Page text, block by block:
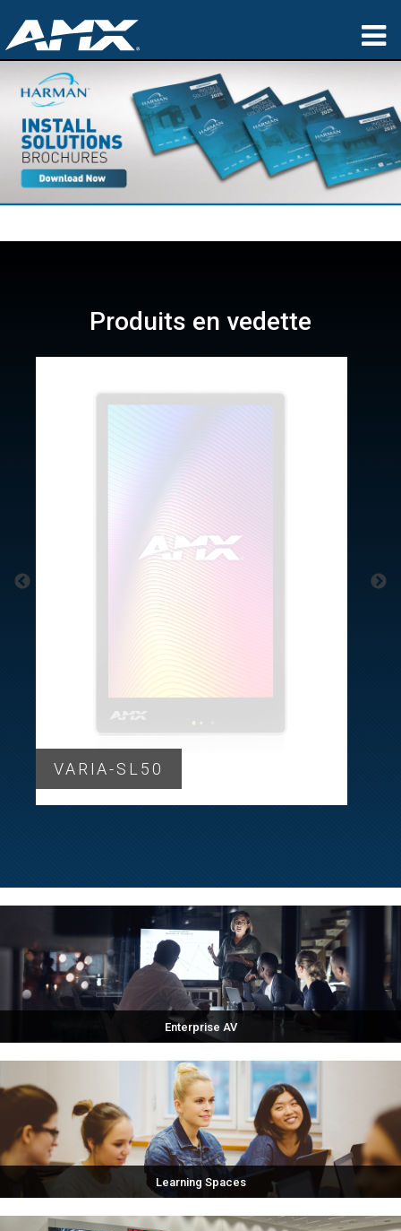
Produits
Applications
Partners
Où acheter
Formation
Produits en vedette
VARIA-SL50
Enterprise AV
Learning Spaces